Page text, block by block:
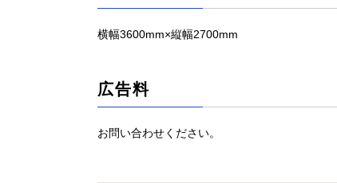
横幅3600mm×縦幅2700mm
広告料
お問い合わせください。